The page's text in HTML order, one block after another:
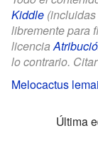
Kiddle
libremente para
licencia
lo contrario.
Melocactus
Última